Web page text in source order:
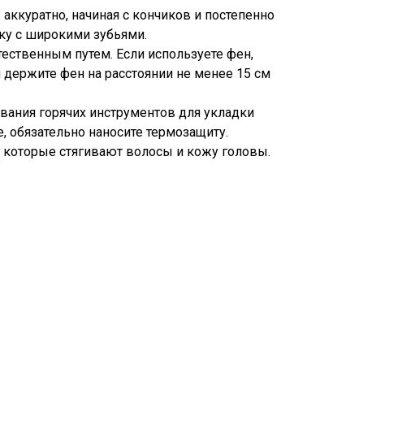
начиная с кончиков и постепенно
с широкими зубьями.
путем. Если используете фен,
фен на расстоянии не менее 15 см
горячих инструментов для укладки
наносите термозащиту.
которые стягивают волосы и кожу головы.